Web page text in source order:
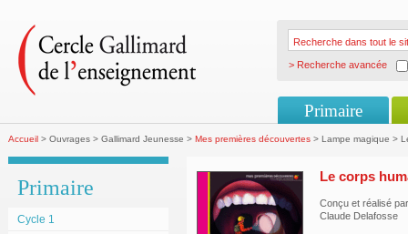
> Recherche avancée
Primaire
Accueil > Ouvrages > Gallimard Jeunesse > Mes premières découvertes > Lampe magique >
Primaire
Cycle 1
Le corps
Conçu et réalisé
Claude Delafosse